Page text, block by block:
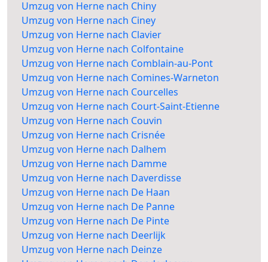
Umzug von Herne nach Chiny
Umzug von Herne nach Ciney
Umzug von Herne nach Clavier
Umzug von Herne nach Colfontaine
Umzug von Herne nach Comblain-au-Pont
Umzug von Herne nach Comines-Warneton
Umzug von Herne nach Courcelles
Umzug von Herne nach Court-Saint-Etienne
Umzug von Herne nach Couvin
Umzug von Herne nach Crisnée
Umzug von Herne nach Dalhem
Umzug von Herne nach Damme
Umzug von Herne nach Daverdisse
Umzug von Herne nach De Haan
Umzug von Herne nach De Panne
Umzug von Herne nach De Pinte
Umzug von Herne nach Deerlijk
Umzug von Herne nach Deinze